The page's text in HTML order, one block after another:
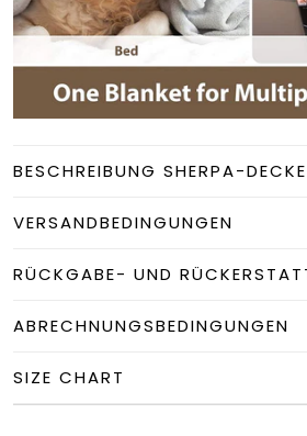
BESCHREIBUNG SHERPA-DECKE
VERSANDBEDINGUNGEN
RÜCKGABE- UND
ABRECHNUNGSBEDINGUNGEN
SIZE CHART